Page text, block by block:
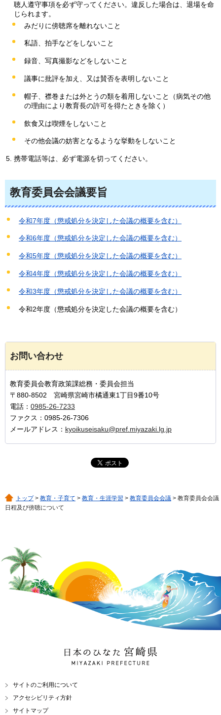
聴人遵守事項を必ず守ってください。違反した場合は、退場を命
じられます。
みだりに傍聴席を離れないこと
私語、拍手などをしないこと
録音、写真撮影などをしないこと
議事に批評を加え、又は賛否を表明しないこと
帽子、襟巻または外とうの類を着用しないこと（病気その他
の理由により教育長の許可を得たときを除く）
飲食又は喫煙をしないこと
その他会議の妨害となるような挙動をしないこと
携帯電話等は、必ず電源を切ってください。
教育委員会会議要旨
令和7年度（懲戒処分を決定した会議の概要を含む）
令和6年度（懲戒処分を決定した会議の概要を含む）
令和5年度（懲戒処分を決定した会議の概要を含む）
令和4年度（懲戒処分を決定した会議の概要を含む）
令和3年度（懲戒処分を決定した会議の概要を含む）
令和2年度（懲戒処分を決定した会議の概要を含む）
お問い合わせ
教育委員会教育政策課総務・委員会担当
〒880-8502 宮崎県宮崎市橘通東1丁目9番10号
電話： 0985-26-7233
ファクス：0985-26-7306
メールアドレス： kyoikuseisaku@pref.miyazaki.lg.jp
トップ> 教育・子育て > 教育・生涯学習 > 教育委員会会議 > 教育委員会会議
日程及び傍聴について
日本のひなた 宮崎県
MIYAZAKI PREFECTURE
サイトのご利用について
アクセシビリティ方針
サイトマップ